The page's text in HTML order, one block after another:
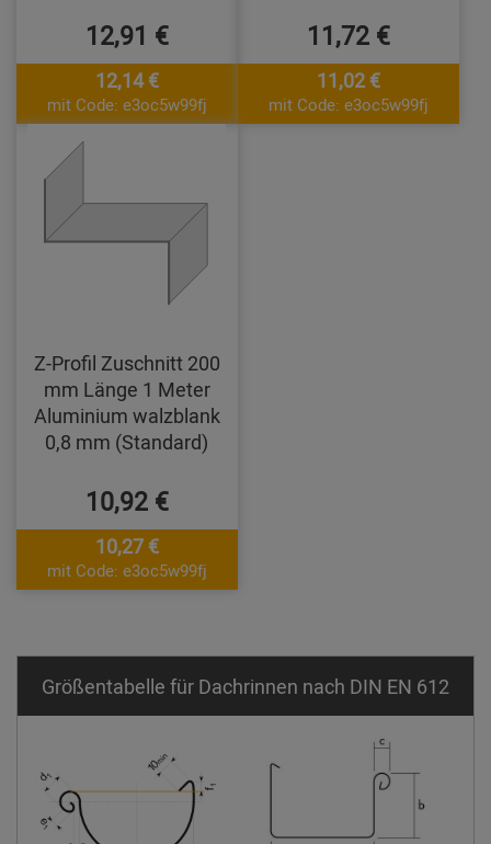
12,91 €
12,14 €
mit Code: e3oc5w99fj
11,72 €
11,02 €
mit Code: e3oc5w99fj
Z-Profil Zuschnitt 200
mm Länge 1 Meter
Aluminium walzblank
0,8 mm (Standard)
10,92 €
10,27 €
mit Code: e3oc5w99fj
Größentabelle für Dachrinnen nach DIN EN 612